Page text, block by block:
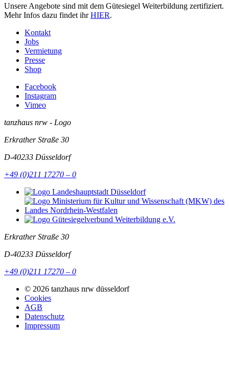
Unsere Angebote sind mit dem Gütesiegel Weiterbildung zertifiziert.
Mehr Infos dazu findet ihrHIER.
Kontakt
Jobs
Vermietung
Presse
Shop
Facebook
Instagram
Vimeo
tanzhaus nrw - Logo
Erkrather Straße 30
D-40233 Düsseldorf
+49 (0)211 17270 – 0
Erkrather Straße 30
D-40233 Düsseldorf
+49 (0)211 17270 – 0
© 2026 tanzhaus nrw düsseldorf
Cookies
AGB
Datenschutz
Impressum